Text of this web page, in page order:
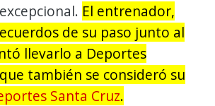
El entrenador,
de su paso junto al
llevarlo a Deportes
también se consideró su
Santa Cruz.